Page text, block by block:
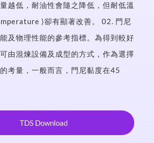
越低，耐油性會隨之降低，但耐低溫
)卻有顯著改善。 02. 門尼
及物理性能的參考指標。為得到較好
由混煉設備及成型的方式，作為選擇
考量，一般而言，門尼黏度在45
TDS Download